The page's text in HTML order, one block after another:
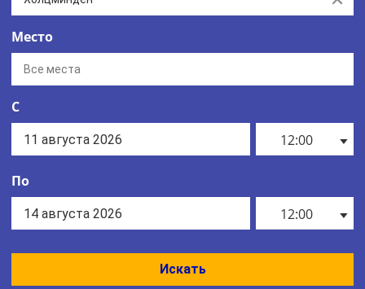
Clear
Место
С
12:00
По
12:00
Искать